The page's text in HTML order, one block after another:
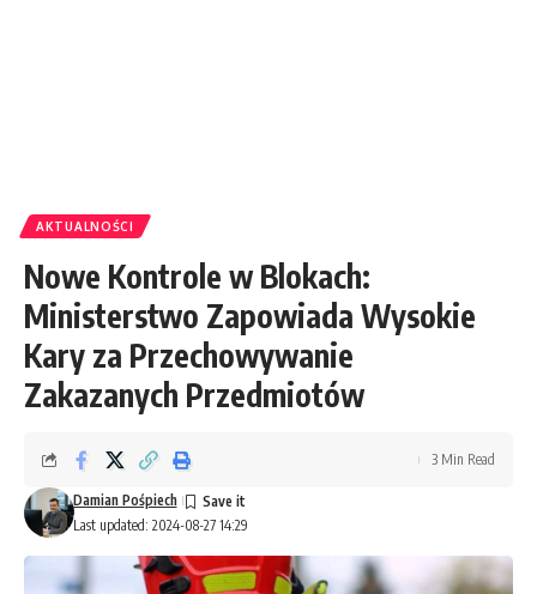
AKTUALNOŚCI
Nowe Kontrole w Blokach:
Ministerstwo Zapowiada Wysokie
Kary za Przechowywanie
Zakazanych Przedmiotów
Last updated: 2024-08-27 14:29
Damian Pośpiech
3 Min Read